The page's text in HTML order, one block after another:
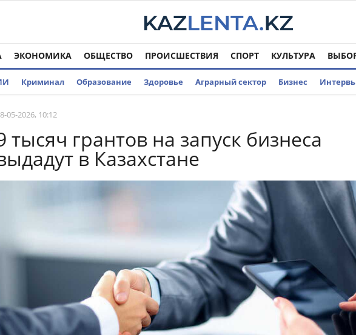
ЭКОНОМИКА ОБЩЕСТВО ПРОИСШЕСТВИЯ СПОРТ КУЛЬТУРА
Криминал Образование Здоровье Аграрный сектор Бизнес
05-2026, 10:12
тысяч грантов на запуск бизнеса
в Казахстане